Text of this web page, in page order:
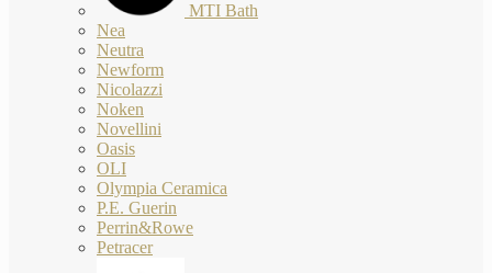
MTI Bath
Nea
Neutra
Newform
Nicolazzi
Noken
Novellini
Oasis
OLI
Olympia Ceramica
P.E. Guerin
Perrin&Rowe
Petracer